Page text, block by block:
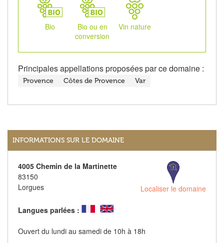
Bio
Bio ou en
conversion
Vin nature
Principales appellations proposées par ce domaine :
Provence Côtes de Provence Var
INFORMATIONS SUR LE DOMAINE
4005 Chemin de la Martinette
83150
Lorgues
Localiser le domaine
Langues parlées :
Ouvert du lundi au samedi de 10h à 18h